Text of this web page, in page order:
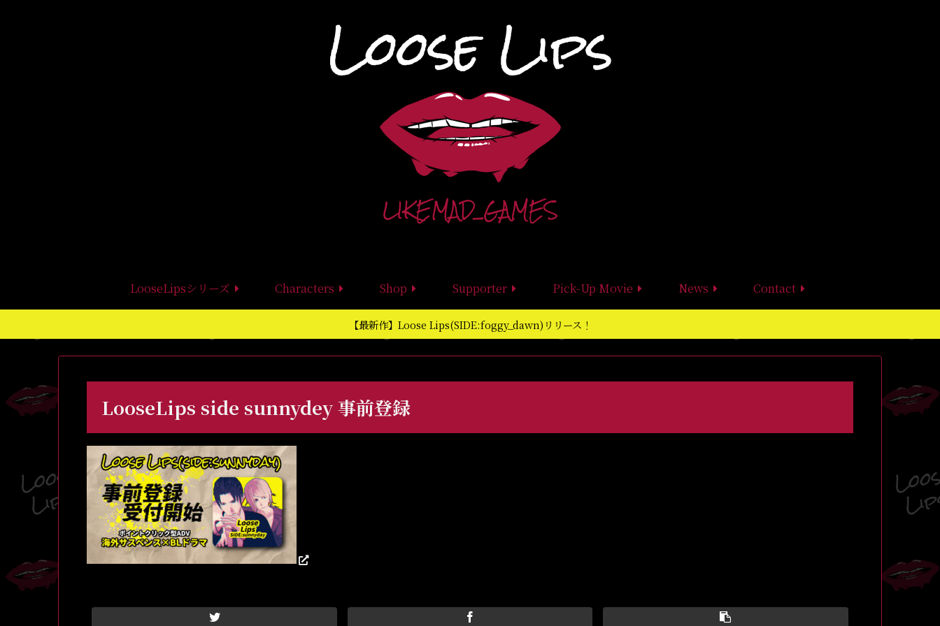
LooseLipsシリーズ Characters Shop Supporter Pick-Up Movie News Contact
【最新作】Loose Lips(SIDE:foggy_dawn)リリース！
LooseLips side sunnydey 事前登録